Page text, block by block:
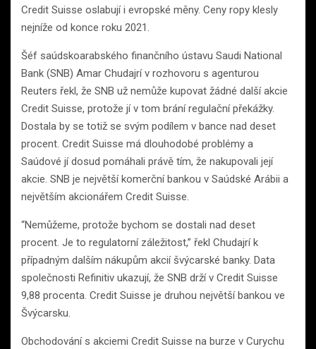
Credit Suisse oslabují i evropské měny. Ceny ropy klesly
nejníže od konce roku 2021.
Šéf saúdskoarabského finančního ústavu Saudi National
Bank (SNB) Amar Chudajrí v rozhovoru s agenturou
Reuters řekl, že SNB už nemůže kupovat žádné další akcie
Credit Suisse, protože jí v tom brání regulační překážky.
Dostala by se totiž se svým podílem v bance nad deset
procent. Credit Suisse má dlouhodobé problémy a
Saúdové jí dosud pomáhali právě tím, že nakupovali její
akcie. SNB je největší komerční bankou v Saúdské Arábii a
největším akcionářem Credit Suisse.
“Nemůžeme, protože bychom se dostali nad deset
procent. Je to regulatorní záležitost,” řekl Chudajrí k
případným dalším nákupům akcií švýcarské banky. Data
společnosti Refinitiv ukazují, že SNB drží v Credit Suisse
9,88 procenta. Credit Suisse je druhou největší bankou ve
Švýcarsku.
Obchodování s akciemi Credit Suisse na burze v Curychu